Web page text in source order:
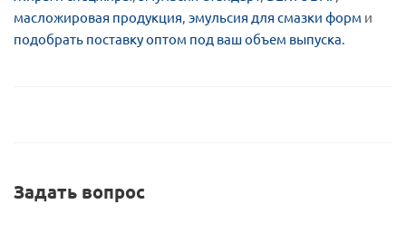
масложировая продукция, эмульсия для смазки форм и
подобрать поставку оптом под ваш объем выпуска.
Задать вопрос